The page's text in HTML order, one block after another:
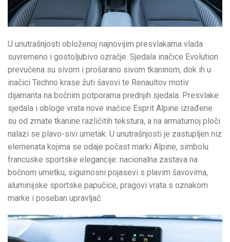
U unutrašnjosti obloženoj najnovijim presvlakama vlada
suvremeno i gostoljubivo ozračje. Sjedala inačice Evolution
prevučena su sivom i prošarano sivom tkaninom, dok ih u
inačici Techno krase žuti šavovi te Renaultov motiv
dijamanta na bočnim potporama prednjih sjedala. Presvlake
sjedala i obloge vrata nove inačice Esprit Alpine izrađene
su od zrnate tkanine različitih tekstura, a na armaturnoj ploči
nalazi se plavo-sivi umetak. U unutrašnjosti je zastupljen niz
elemenata kojima se odaje počast marki Alpine, simbolu
francuske sportske elegancije: nacionalna zastava na
bočnom umetku, sigurnosni pojasevi s plavim šavovima,
aluminijske sportske papučice, pragovi vrata s oznakom
marke i poseban upravljač.